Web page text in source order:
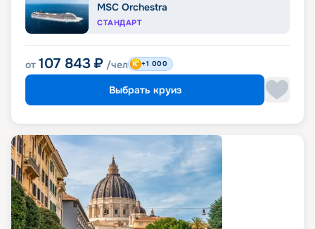
MSC Orchestra
СТАНДАРТ
от 107 843 ₽ /чел +1 000
Выбрать круиз